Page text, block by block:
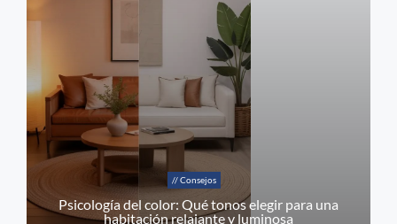
// Consejos
Psicología del color: Qué tonos elegir para una
habitación relajante y luminosa